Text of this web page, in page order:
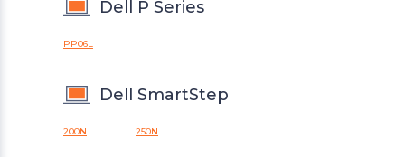
Dell P Series
PP06L
Dell SmartStep
200N 250N